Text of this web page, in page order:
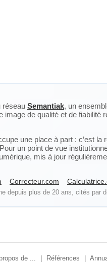
réseau Semantiak, un
de qualité et de fiabilité
une place à part : c’est
un point de vue
mis à jour
Correcteur.com
depuis plus de 20 ans, cités par
de ... Références